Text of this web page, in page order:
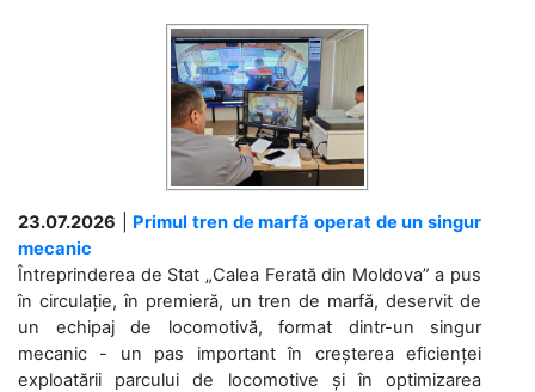
23.07.2026
Primul tren de marfă operat de un singur
mecanic
Întreprinderea de Stat „Calea Ferată din Moldova” a pus
în circulație, în premieră, un tren de marfă, deservit de
un echipaj de locomotivă, format dintr-un singur
mecanic - un pas important în creșterea eficienței
exploatării parcului de locomotive și în optimizarea